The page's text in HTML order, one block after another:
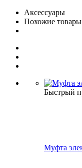
Аксессуары
Похожие товары
Быстрый
Муфта